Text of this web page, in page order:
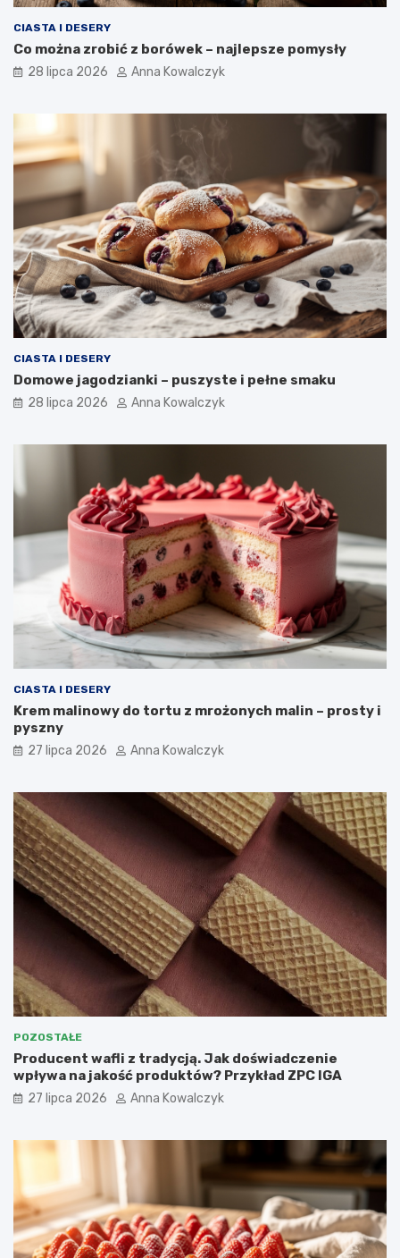
CIASTA I DESERY
Co można zrobić z borówek – najlepsze pomysły
28 lipca 2026 Anna Kowalczyk
CIASTA I DESERY
Domowe jagodzianki – puszyste i pełne smaku
28 lipca 2026 Anna Kowalczyk
CIASTA I DESERY
Krem malinowy do tortu z mrożonych malin – prosty i
pyszny
27 lipca 2026 Anna Kowalczyk
POZOSTAŁE
Producent wafli z tradycją. Jak doświadczenie
wpływa na jakość produktów? Przykład ZPC IGA
27 lipca 2026 Anna Kowalczyk